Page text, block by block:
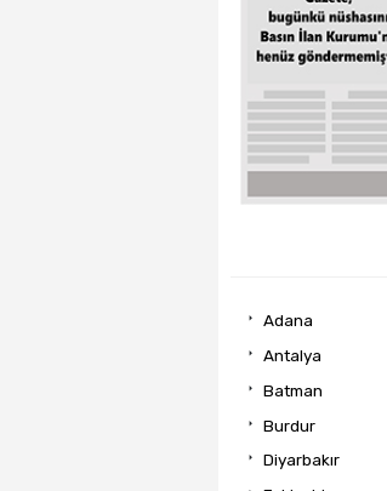
Adana
Antalya
Batman
Burdur
Diyarbakır